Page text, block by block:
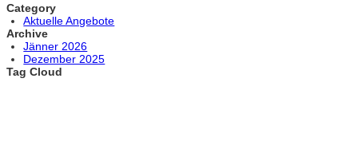
Category
Aktuelle Angebote
Archive
Jänner 2026
Dezember 2025
Tag Cloud